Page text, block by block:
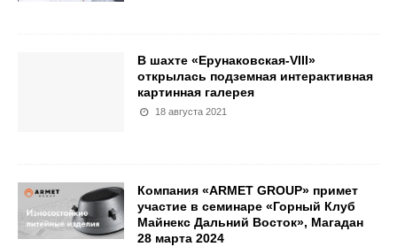
В шахте «Ерунаковская-VIII»
открылась подземная интерактивная
картинная галерея
18 августа 2021
​Компания «ARMET GROUP» примет
участие в семинаре «Горный Клуб
Майнекс Дальний Восток», Магадан
28 марта 2024